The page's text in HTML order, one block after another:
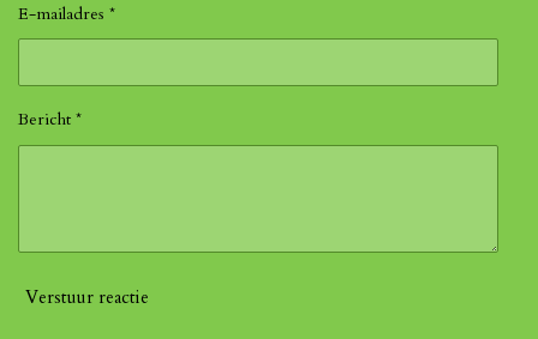
E-mailadres *
Bericht *
Verstuur reactie